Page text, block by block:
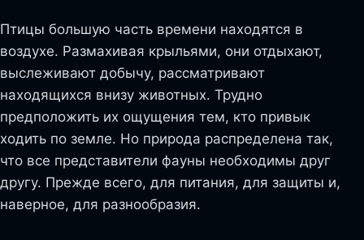
Птицы большую часть времени находятся в
воздухе. Размахивая крыльями, они отдыхают,
выслеживают добычу, рассматривают
находящихся внизу животных. Трудно
предположить их ощущения тем, кто привык
ходить по земле. Но природа распределена так,
что все представители фауны необходимы друг
другу. Прежде всего, для питания, для защиты и,
наверное, для разнообразия.